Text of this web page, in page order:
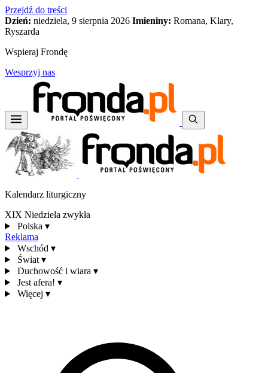
Przejdź do treści
Dzień: niedziela, 9 sierpnia 2026 Imieniny: Romana, Klary,
Ryszarda
Wspieraj Frondę
Wesprzyj nas
Kalendarz liturgiczny
XIX Niedziela zwykła
Polska ▾
Reklama
Wschód ▾
Świat ▾
Duchowość i wiara ▾
Jest afera! ▾
Więcej ▾